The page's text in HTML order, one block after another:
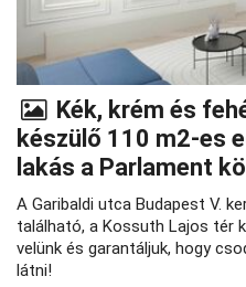
Kék, krém és
készülő 110 m2-es
lakás a Parlament
A Garibaldi utca Budapest V.
található, a Kossuth Lajos tér
velünk és garantáljuk, hogy
látni!